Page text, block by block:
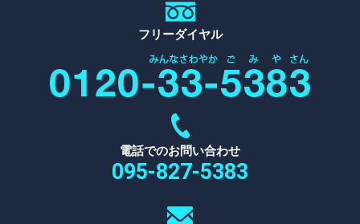
フリーダイヤル
電話でのお問い合わせ
095-827-5383